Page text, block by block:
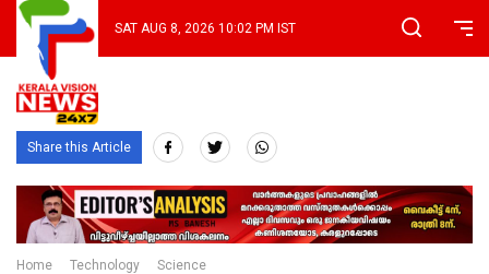
SAT AUG 8, 2026 10:02 PM IST
Share this Article
Home Technology Science